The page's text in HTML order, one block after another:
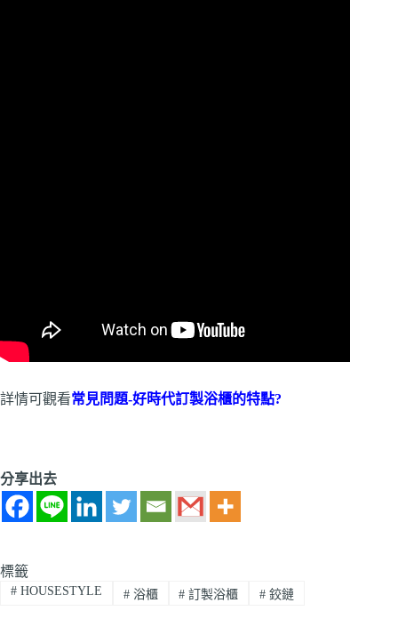
詳情可觀看常見問題-好時代訂製浴櫃的特點?
分享出去
標籤
#HOUSESTYLE #浴櫃 # 訂製浴櫃 # 鉸鏈